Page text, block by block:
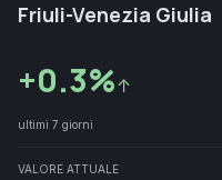
Friuli-Venezia Giulia
+0.3%↑
ultimi 7 giorni
VALORE ATTUALE